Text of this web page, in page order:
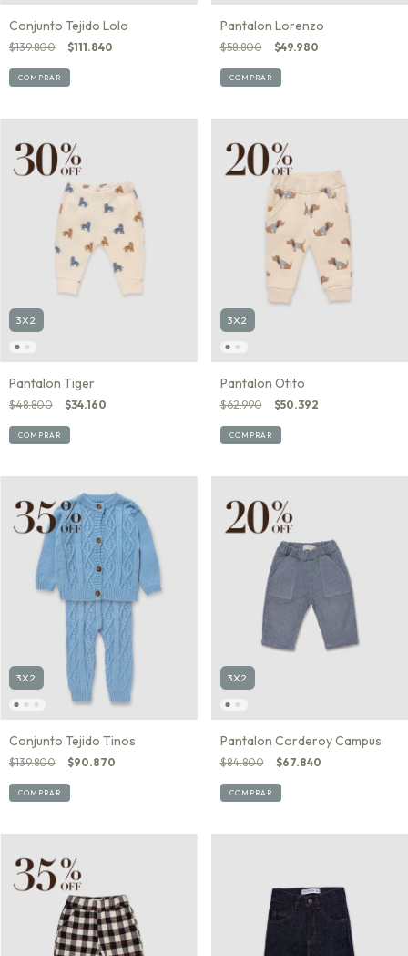
Conjunto Tejido Lolo
$139.800 $111.840
COMPRAR
Pantalon Lorenzo
$58.800 $49.980
COMPRAR
3X2
Pantalon Tiger
$48.800 $34.160
COMPRAR
3X2
Pantalon Otito
$62.990 $50.392
COMPRAR
3X2
Conjunto Tejido Tinos
$139.800 $90.870
COMPRAR
3X2
Pantalon Corderoy Campus
$84.800 $67.840
COMPRAR